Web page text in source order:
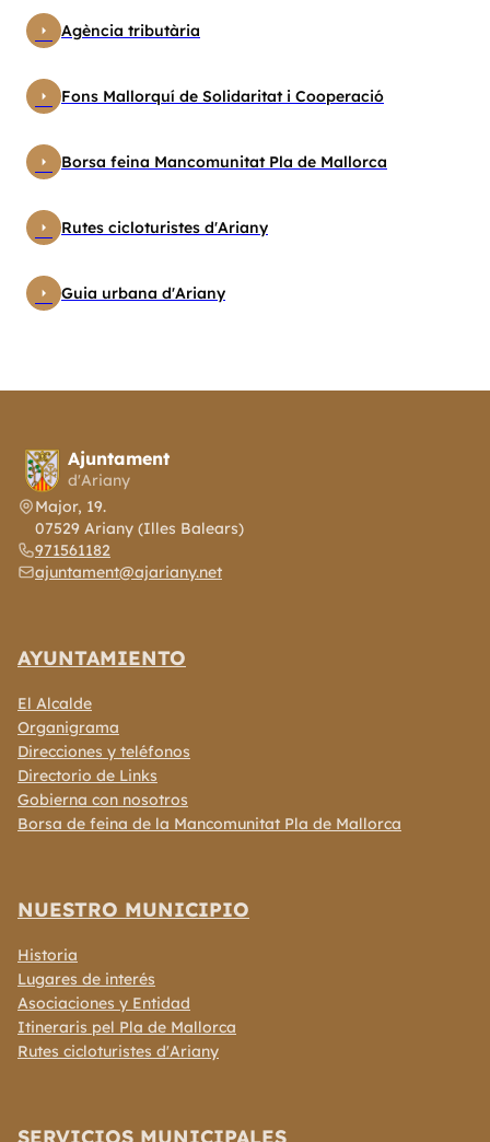
arrow_right Agència tributària
arrow_right Fons Mallorquí de Solidaritat i Cooperació
arrow_right Borsa feina Mancomunitat Pla de Mallorca
arrow_right Rutes cicloturistes d'Ariany
arrow_right Guia urbana d'Ariany
Ajuntament
d'Ariany
Major, 19.
07529 Ariany (Illes Balears)
971561182
ajuntament@ajariany.net
AYUNTAMIENTO
El Alcalde
Organigrama
Direcciones y teléfonos
Directorio de Links
Gobierna con nosotros
Borsa de feina de la Mancomunitat Pla de Mallorca
NUESTRO MUNICIPIO
Historia
Lugares de interés
Asociaciones y Entidad
Itineraris pel Pla de Mallorca
Rutes cicloturistes d'Ariany